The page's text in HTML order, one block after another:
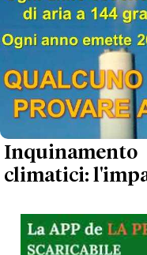
climatici: